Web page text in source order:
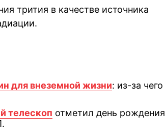
трития в качестве источника
для внеземной жизни: из-за чего
телескоп отметил день рождения